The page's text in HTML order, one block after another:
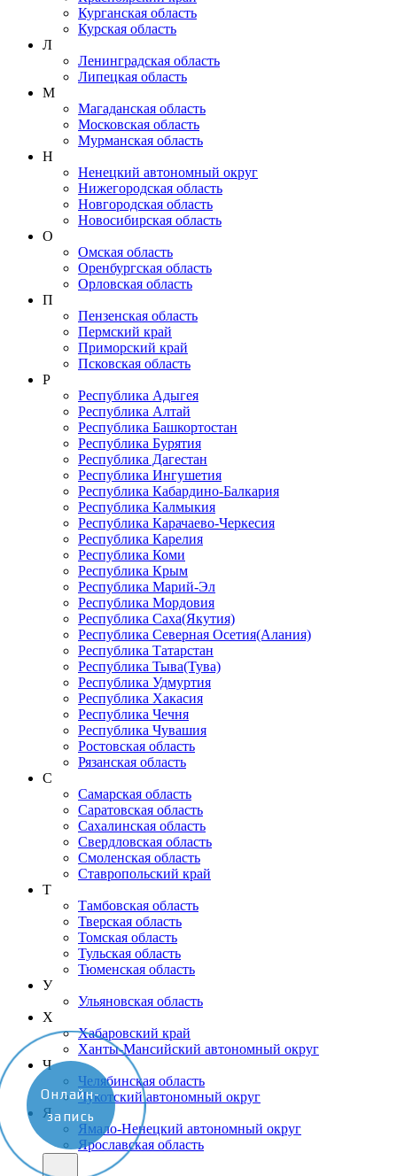
Курганская область
Курская область
Л
Ленинградская область
Липецкая область
М
Магаданская область
Московская область
Мурманская область
Н
Ненецкий автономный округ
Нижегородская область
Новгородская область
Новосибирская область
О
Омская область
Оренбургская область
Орловская область
П
Пензенская область
Пермский край
Приморский край
Псковская область
Р
Республика Адыгея
Республика Алтай
Республика Башкортостан
Республика Бурятия
Республика Дагестан
Республика Ингушетия
Республика Кабардино-Балкария
Республика Калмыкия
Республика Карачаево-Черкеcия
Республика Карелия
Республика Коми
Республика Крым
Республика Марий-Эл
Республика Мордовия
Республика Саха(Якутия)
Республика Северная Осетия(Алания)
Республика Татарстан
Республика Тыва(Тува)
Республика Удмуртия
Республика Хакасия
Республика Чечня
Республика Чувашия
Ростовская область
Рязанская область
С
Самарская область
Саратовская область
Сахалинская область
Свердловская область
Смоленская область
Ставропольский край
Т
Тамбовская область
Тверская область
Томская область
Тульская область
Тюменская область
У
Ульяновская область
Х
Хабаровский край
Ханты-Мансийский автономный округ
Ч
Челябинская область
Чукотский автономный округ
Я
Ямало-Ненецкий автономный округ
Ярославская область
Онлайн-
запись